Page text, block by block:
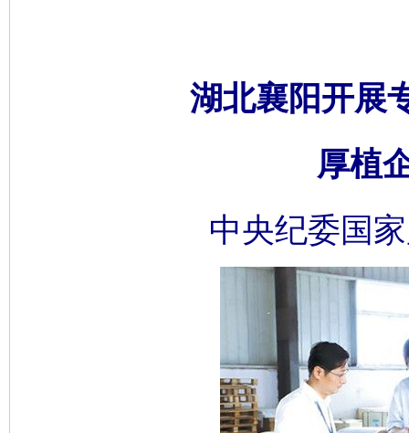
湖北襄阳开展
厚植
中央纪委国